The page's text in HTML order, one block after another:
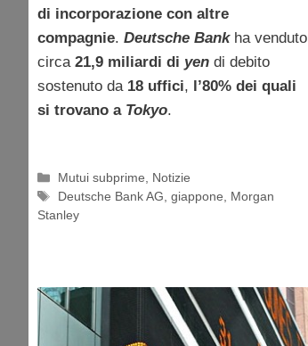
di incorporazione con altre
compagnie. Deutsche Bankha venduto
circa 21,9 miliardi di yen di debito
sostenuto da 18 uffici, l’80% dei quali
si trovano a Tokyo.
Categorie
Mutui subprime, Notizie
Tag
Deutsche Bank AG,giappone, Morgan
Stanley